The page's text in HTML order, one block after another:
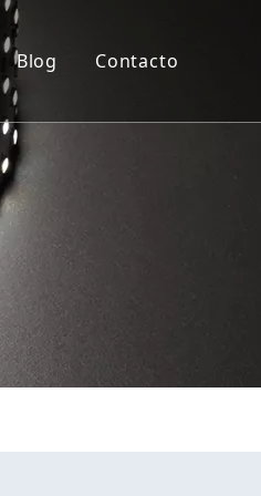
Blog Contacto